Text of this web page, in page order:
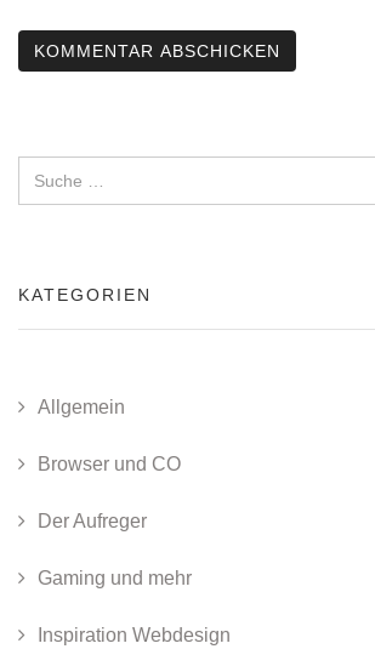
KATEGORIEN
Allgemein
Browser und CO
Der Aufreger
Gaming und mehr
Inspiration Webdesign